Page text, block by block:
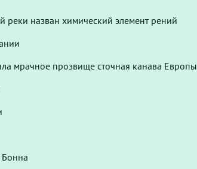
реки назван химический элемент рений
мрачное прозвище сточная канава Европы
Бонна